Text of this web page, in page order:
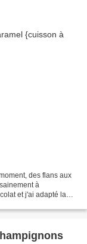
des flans aux
à
et j'ai adapté la